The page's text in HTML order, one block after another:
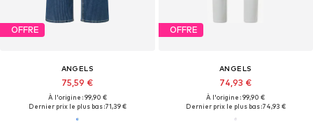
OFFRE
ANGELS
75,59 €
À l'origine : 99,90 €
Dernier prix le plus bas :71,39 €
OFFRE
ANGELS
74,93 €
À l'origine : 99,90 €
Dernier prix le plus bas :74,93 €